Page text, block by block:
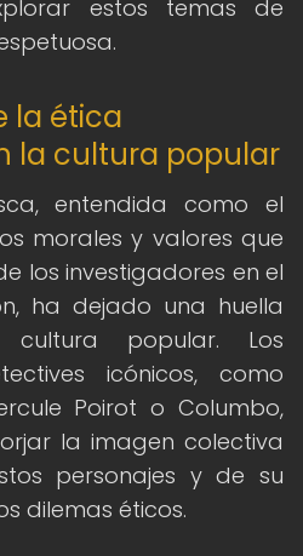
estos temas de
la ética
la cultura popular
entendida como el
morales y valores que
los investigadores en el
ha dejado una huella
popular. Los
icónicos, como
Poirot o Columbo,
la imagen colectiva
personajes y de su
dilemas éticos.